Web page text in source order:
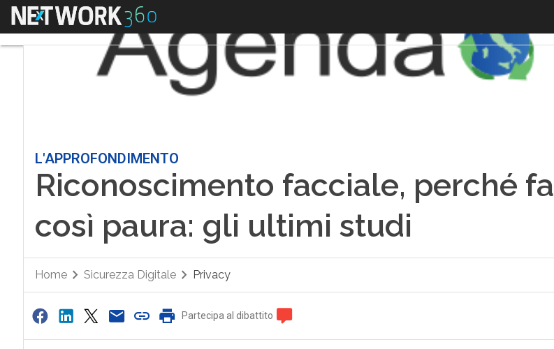
Menu
L'APPROFONDIMENTO
Riconoscimento facciale, perché fa
così paura: gli ultimi studi
Home Sicurezza Digitale Privacy
Partecipa al dibattito